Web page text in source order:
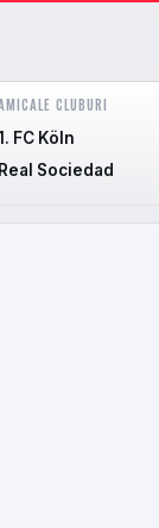
CLUBURI
FC Köln
Real Sociedad